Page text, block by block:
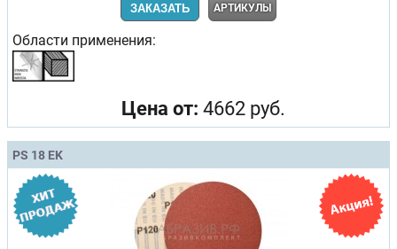
ЗАКАЗАТЬ АРТИКУЛЫ
Области применения:
Цена от: 4662 руб.
PS 18 EK